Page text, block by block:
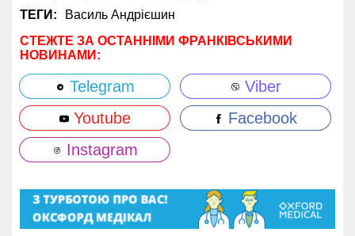
ТЕГИ:
Василь Андрієшин
СТЕЖТЕ ЗА ОСТАННІМИ ФРАНКІВСЬКИМИ
НОВИНАМИ:
Telegram
Viber
Youtube
Facebook
Instagram